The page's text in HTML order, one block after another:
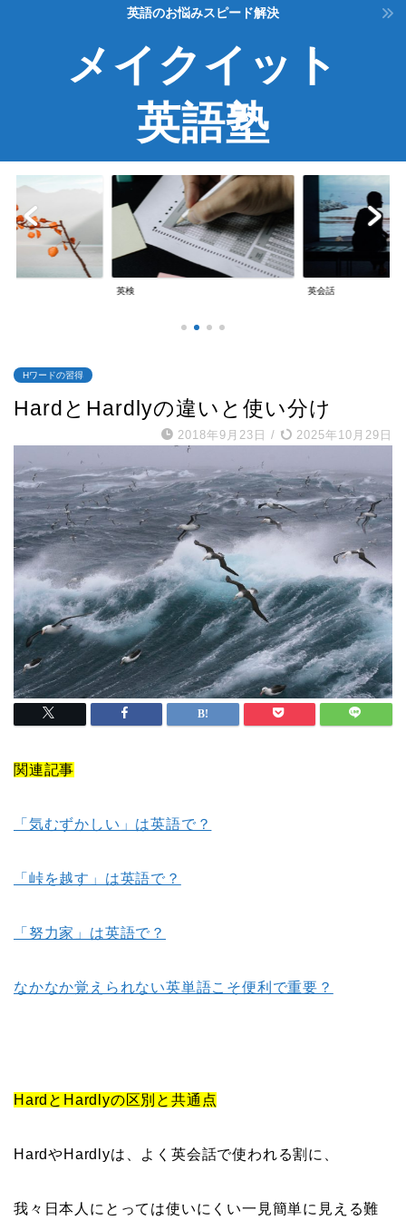
英語のお悩みスピード解決
メイクイット
英語塾
英検 英会話
Hワードの習得
HardとHardlyの違いと使い分け
2018年9月23日 / 2025年10月29日
関連記事
「気むずかしい」は英語で？
「峠を越す」は英語で？
「努力家」は英語で？
なかなか覚えられない英単語こそ便利で重要？
HardとHardlyの区別と共通点
HardやHardlyは、よく英会話で使われる割に、
我々日本人にとっては使いにくい一見簡単に見える難